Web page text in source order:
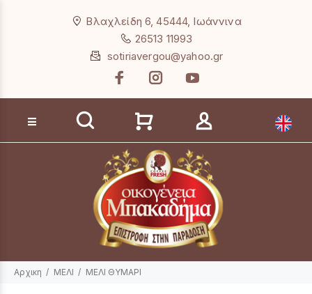
Βλαχλείδη 6, 45444, Ιωάννινα
26513 11993
sotiriavergou@yahoo.gr
Αναζήτηση προϊόντων
Αρχικη ΜΕΛΙ ΜΕΛΙ ΘΥΜΑΡΙ